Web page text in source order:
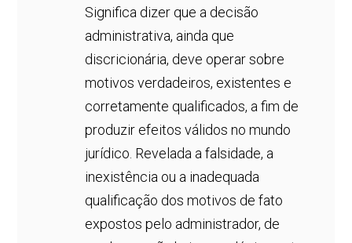
Significa dizer que a decisão
administrativa, ainda que
discricionária, deve operar sobre
motivos verdadeiros, existentes e
corretamente qualificados, a fim de
produzir efeitos válidos no mundo
jurídico. Revelada a falsidade, a
inexistência ou a inadequada
qualificação dos motivos de fato
expostos pelo administrador, de